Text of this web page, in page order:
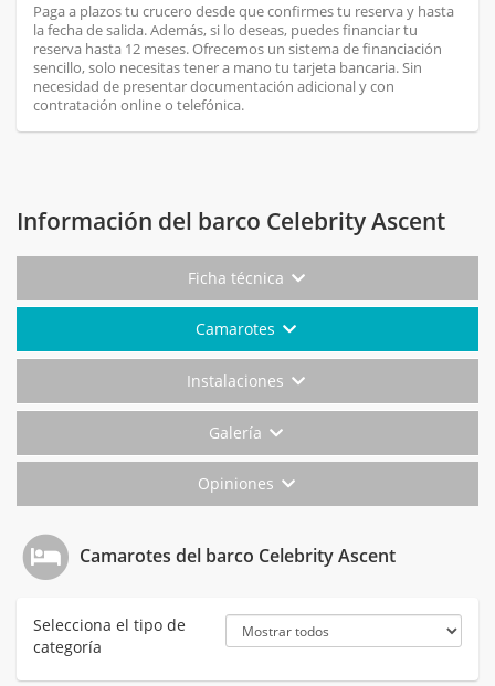
Paga a plazos tu crucero desde que confirmes tu reserva y hasta
la fecha de salida. Además, si lo deseas, puedes financiar tu
reserva hasta 12 meses. Ofrecemos un sistema de financiación
sencillo, solo necesitas tener a mano tu tarjeta bancaria. Sin
necesidad de presentar documentación adicional y con
contratación online o telefónica.
Información del barco Celebrity Ascent
Ficha técnica
Camarotes
Instalaciones
Galería
Opiniones
Camarotes del barco Celebrity Ascent
Selecciona el tipo de
categoría